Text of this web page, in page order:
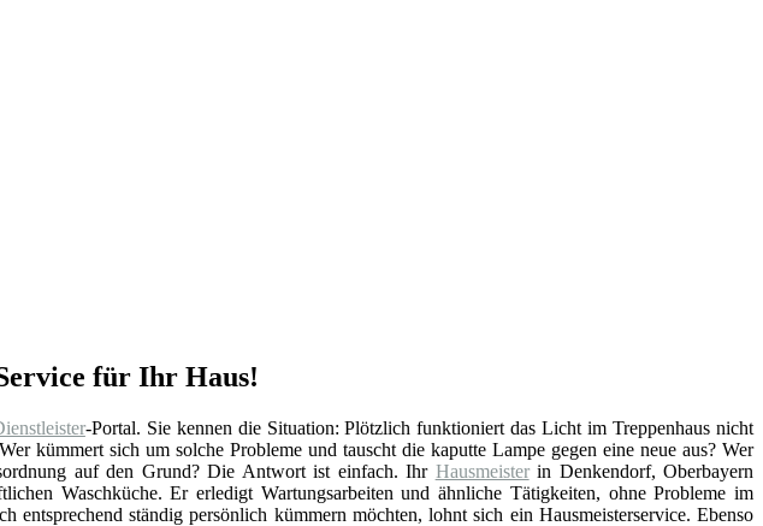
für Ihr Haus!
-Portal. Sie kennen die Situation: Plötzlich funktioniert das Licht im Treppenhaus nicht
kümmert sich um solche Probleme und tauscht die kaputte Lampe gegen eine neue aus? Wer
auf den Grund? Die Antwort ist einfach. Ihr Hausmeisterin Denkendorf, Oberbayern
Waschküche. Er erledigt Wartungsarbeiten und ähnliche Tätigkeiten, ohne Probleme im
ständig persönlich kümmern möchten, lohnt sich ein Hausmeisterservice. Ebenso